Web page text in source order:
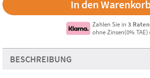
Zahlen Sie in3 Raten
ohne Zinsen(0% TAE)
BESCHREIBUNG